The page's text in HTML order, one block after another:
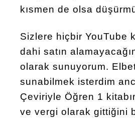
kısmen de olsa
Sizlere hiçbir YouTube
dahi satın
olarak sunuyorum.
sunabilmek isterdim
Çeviriyle Öğren 1
ve vergi olarak gittiğini